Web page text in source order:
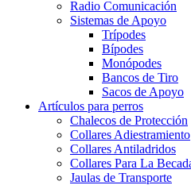
Radio Comunicación
Sistemas de Apoyo
Trípodes
Bípodes
Monópodes
Bancos de Tiro
Sacos de Apoyo
Artículos para perros
Chalecos de Protección
Collares Adiestramiento
Collares Antiladridos
Collares Para La
Jaulas de Transporte